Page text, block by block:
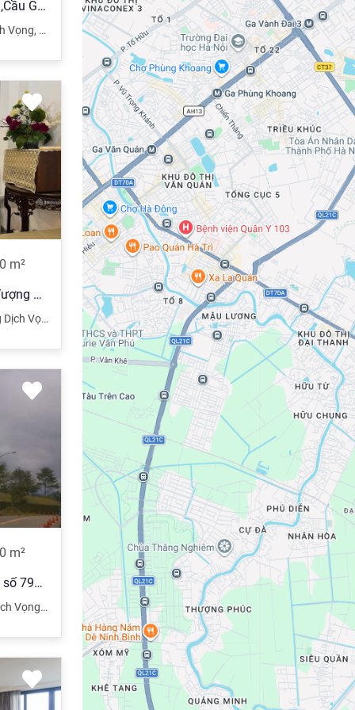
Bán nhà phố Trần Quốc Hoàn,Cầu Giấy, Hà Nội, Ô tô, Diện tich 50m x 5 tầng mặt tiền 5,5m giá 11,5 tỷ
Vọng, ,Hà Nội
m²
Duy nhất!! Nhà ở Trần Quốc Vượng 50m2 x 7tầng thang máy, vỉa hè, 2 thoáng, kinh doanh, giá 19.8 tỷ
Vọng Hậu Cầu Giấy ,Hà Nội
m²
Chính chủ bán toà văn phòng số 79a mặt phố Trần Thái Tông. Dt 550m2 Mt 116m x 12 tầng. Giá 370 tỷ
Hậu Cầu Giấy,Hà Nội